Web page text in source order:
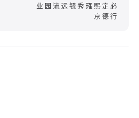
业园流远毓秀雍熙定必
京德行